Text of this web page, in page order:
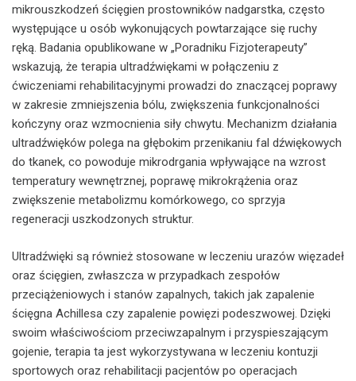
mikrouszkodzeń ścięgien prostowników nadgarstka, często
występujące u osób wykonujących powtarzające się ruchy
ręką. Badania opublikowane w „Poradniku Fizjoterapeuty”
wskazują, że terapia ultradźwiękami w połączeniu z
ćwiczeniami rehabilitacyjnymi prowadzi do znaczącej poprawy
w zakresie zmniejszenia bólu, zwiększenia funkcjonalności
kończyny oraz wzmocnienia siły chwytu. Mechanizm działania
ultradźwięków polega na głębokim przenikaniu fal dźwiękowych
do tkanek, co powoduje mikrodrgania wpływające na wzrost
temperatury wewnętrznej, poprawę mikrokrążenia oraz
zwiększenie metabolizmu komórkowego, co sprzyja
regeneracji uszkodzonych struktur.
Ultradźwięki są również stosowane w leczeniu urazów więzadeł
oraz ścięgien, zwłaszcza w przypadkach zespołów
przeciążeniowych i stanów zapalnych, takich jak zapalenie
ścięgna Achillesa czy zapalenie powięzi podeszwowej. Dzięki
swoim właściwościom przeciwzapalnym i przyspieszającym
gojenie, terapia ta jest wykorzystywana w leczeniu kontuzji
sportowych oraz rehabilitacji pacjentów po operacjach